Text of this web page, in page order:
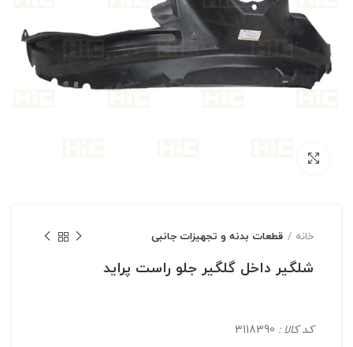
خانه قطعات بدنه و تجهیزات جانبی
شلگیر داخل گلگیر جلو راست پراید
کد کالا :